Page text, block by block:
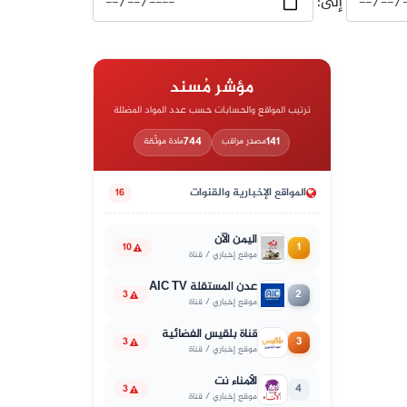
مؤشر مُسند
ترتيب المواقع والحسابات حسب عدد المواد المضللة
141مصدر مراقب 744مادة موثّقة
المواقع الإخبارية والقنوات 16
1 اليمن الآن
موقع إخباري / قناة 10
2 عدن المستقلة AIC TV
موقع إخباري / قناة 3
3 قناة بلقيس الفضائية
موقع إخباري / قناة 3
4 الأمناء نت
موقع إخباري / قناة 3